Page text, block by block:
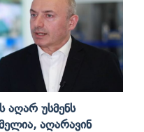
Აღარ Უსმენს
Აღარავინ